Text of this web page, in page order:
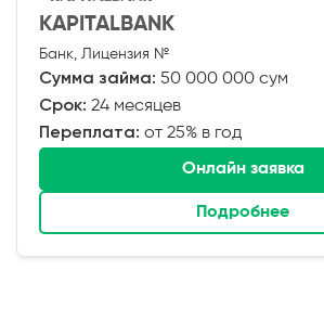
KAPITALBANK
Банк, Лицензия №
Сумма займа: 50 000 000 сум
Срок: 24 месяцев
Переплата: от 25% в год
Онлайн заявка
Подробнее